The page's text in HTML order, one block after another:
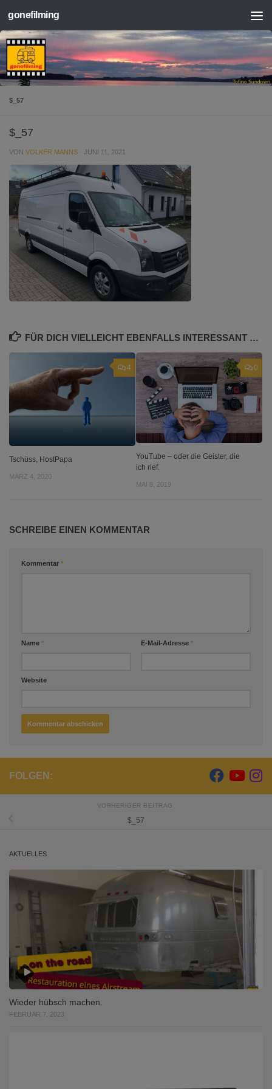
Zum Inhalt springen
gonefilming
$_57
$_57
VON VOLKER MANNS · JUNI 11, 2021
FÜR DICH VIELLEICHT EBENFALLS INTERESSANT …
4
Tschüss, HostPapa
MÄRZ 4, 2020
0
YouTube – oder die Geister, die
ich rief.
MAI 8, 2019
SCHREIBE EINEN KOMMENTAR
Kommentar *
Name * E-Mail-Adresse *
Website
FOLGEN:
VORHERIGER BEITRAG
$_57
AKTUELLES
Wieder hübsch machen.
FEBRUAR 7, 2023